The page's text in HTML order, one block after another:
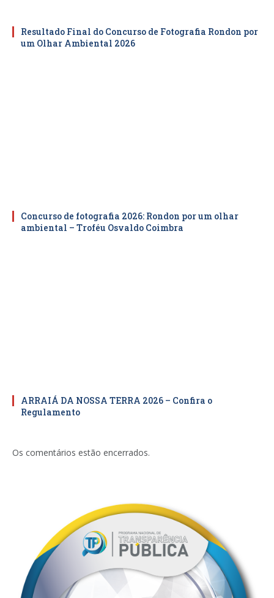
Resultado Final do Concurso de Fotografia Rondon por
um Olhar Ambiental 2026
Concurso de fotografia 2026: Rondon por um olhar
ambiental – Troféu Osvaldo Coimbra
ARRAIÁ DA NOSSA TERRA 2026 – Confira o
Regulamento
Os comentários estão encerrados.